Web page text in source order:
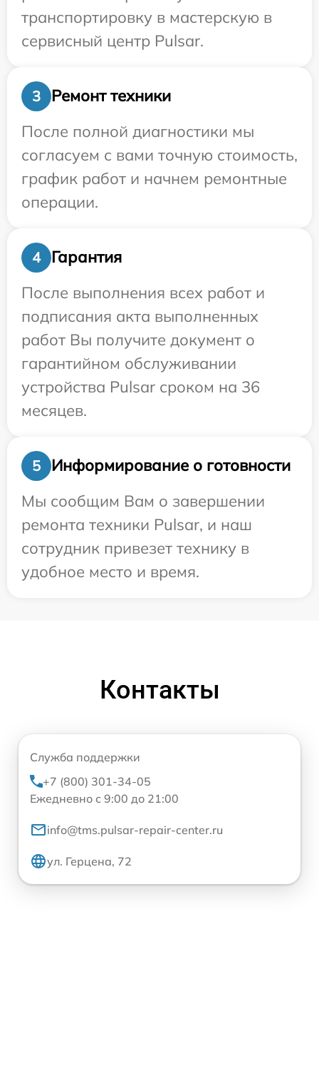
транспортировку в мастерскую в
сервисный центр Pulsar.
3
Ремонт техники
После полной диагностики мы
согласуем с вами точную стоимость,
график работ и начнем ремонтные
операции.
4
Гарантия
После выполнения всех работ и
подписания акта выполненных
работ Вы получите документ о
гарантийном обслуживании
устройства Pulsar сроком на 36
месяцев.
5
Информирование о готовности
Мы сообщим Вам о завершении
ремонта техники Pulsar, и наш
сотрудник привезет технику в
удобное место и время.
Контакты
Служба поддержки
+7 (800) 301-34-05
Ежедневно с 9:00 до 21:00
info@tms.pulsar-repair-center.ru
ул. Герцена, 72